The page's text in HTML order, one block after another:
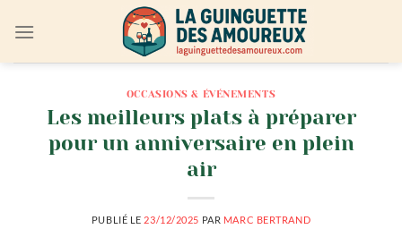
OCCASIONS & ÉVÉNEMENTS
Les meilleurs plats à préparer
pour un anniversaire en plein
air
PUBLIÉ LE 23/12/2025 PAR MARC BERTRAND